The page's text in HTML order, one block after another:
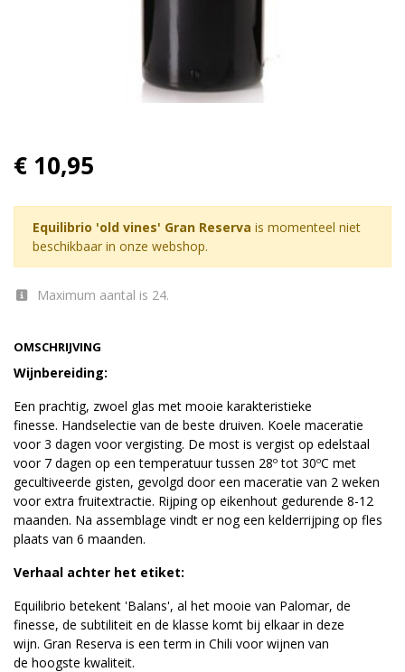
OMSCHRIJVING
Wijnbereiding:
Een prachtig, zwoel glas met mooie karakteristieke
finesse. Handselectie van de beste druiven. Koele maceratie
voor 3 dagen voor vergisting. De most is vergist op edelstaal
voor 7 dagen op een temperatuur tussen 28º tot 30ºC met
gecultiveerde gisten, gevolgd door een maceratie van 2 weken
voor extra fruitextractie. Rijping op eikenhout gedurende 8-12
maanden. Na assemblage vindt er nog een kelderrijping op fles
plaats van 6 maanden.
Verhaal achter het etiket:
Equilibrio betekent 'Balans', al het mooie van Palomar, de
finesse, de subtiliteit en de klasse komt bij elkaar in deze
wijn. Gran Reserva is een term in Chili voor wijnen van
de hoogste kwaliteit.
€ 10,95
Equilibrio 'old vines' Gran Reserva is momenteel niet
beschikbaar in onze webshop.
Maximum aantal is 24.